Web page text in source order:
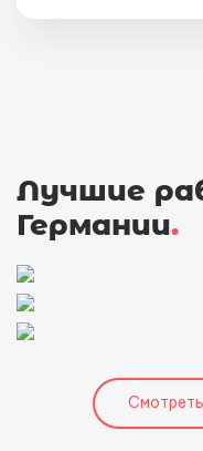
Лучшие
Германии.